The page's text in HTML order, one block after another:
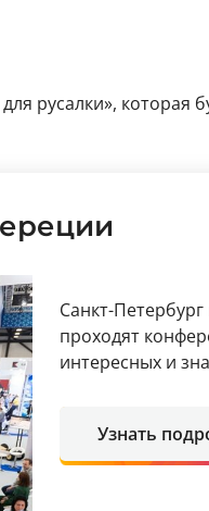
русалки», которая
Санкт-
проходят
интересных и
Узнать